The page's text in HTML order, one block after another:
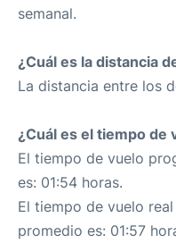
semanal.
¿Cuál es la distancia
La distancia entre los
¿Cuál es el tiempo de
El tiempo de vuelo
es: 01:54 horas.
El tiempo de vuelo
promedio es: 01:57